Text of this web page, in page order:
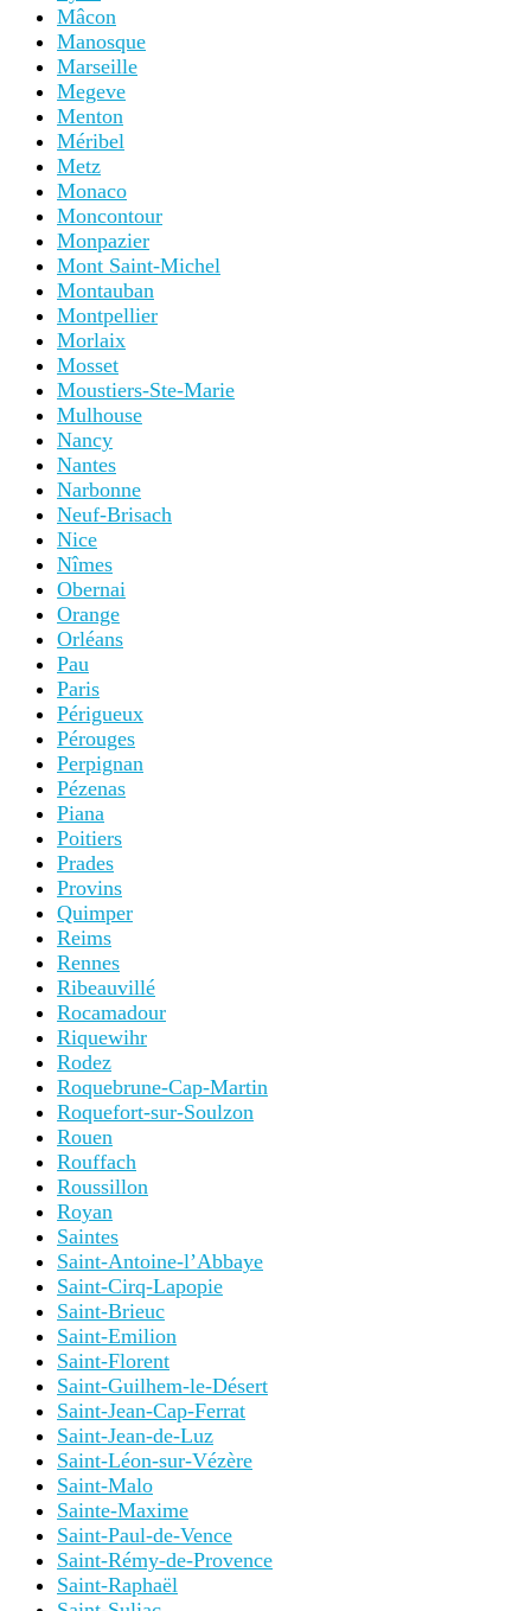
Mâcon
Manosque
Marseille
Megeve
Menton
Méribel
Metz
Monaco
Moncontour
Monpazier
Mont Saint-Michel
Montauban
Montpellier
Morlaix
Mosset
Moustiers-Ste-Marie
Mulhouse
Nancy
Nantes
Narbonne
Neuf-Brisach
Nice
Nîmes
Obernai
Orange
Orléans
Pau
Paris
Périgueux
Pérouges
Perpignan
Pézenas
Piana
Poitiers
Prades
Provins
Quimper
Reims
Rennes
Ribeauvillé
Rocamadour
Riquewihr
Rodez
Roquebrune-Cap-Martin
Roquefort-sur-Soulzon
Rouen
Rouffach
Roussillon
Royan
Saintes
Saint-Antoine-l’Abbaye
Saint-Cirq-Lapopie
Saint-Brieuc
Saint-Emilion
Saint-Florent
Saint-Guilhem-le-Désert
Saint-Jean-Cap-Ferrat
Saint-Jean-de-Luz
Saint-Léon-sur-Vézère
Saint-Malo
Sainte-Maxime
Saint-Paul-de-Vence
Saint-Rémy-de-Provence
Saint-Raphaël